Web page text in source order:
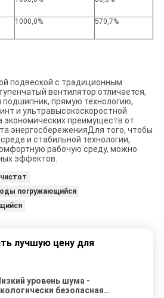
1000,0% 570,7%
подвеской с традиционным
вентилятор отличается,
прямую технологию,
и ультравысокоскоростной
экономических преимуществ от
энергосбереженияДля того, чтобы
и стабильной технологии,
рабочую среду, можно
эффектов.
погружающийся
лучшую цену для
уровень шума -
безопасная